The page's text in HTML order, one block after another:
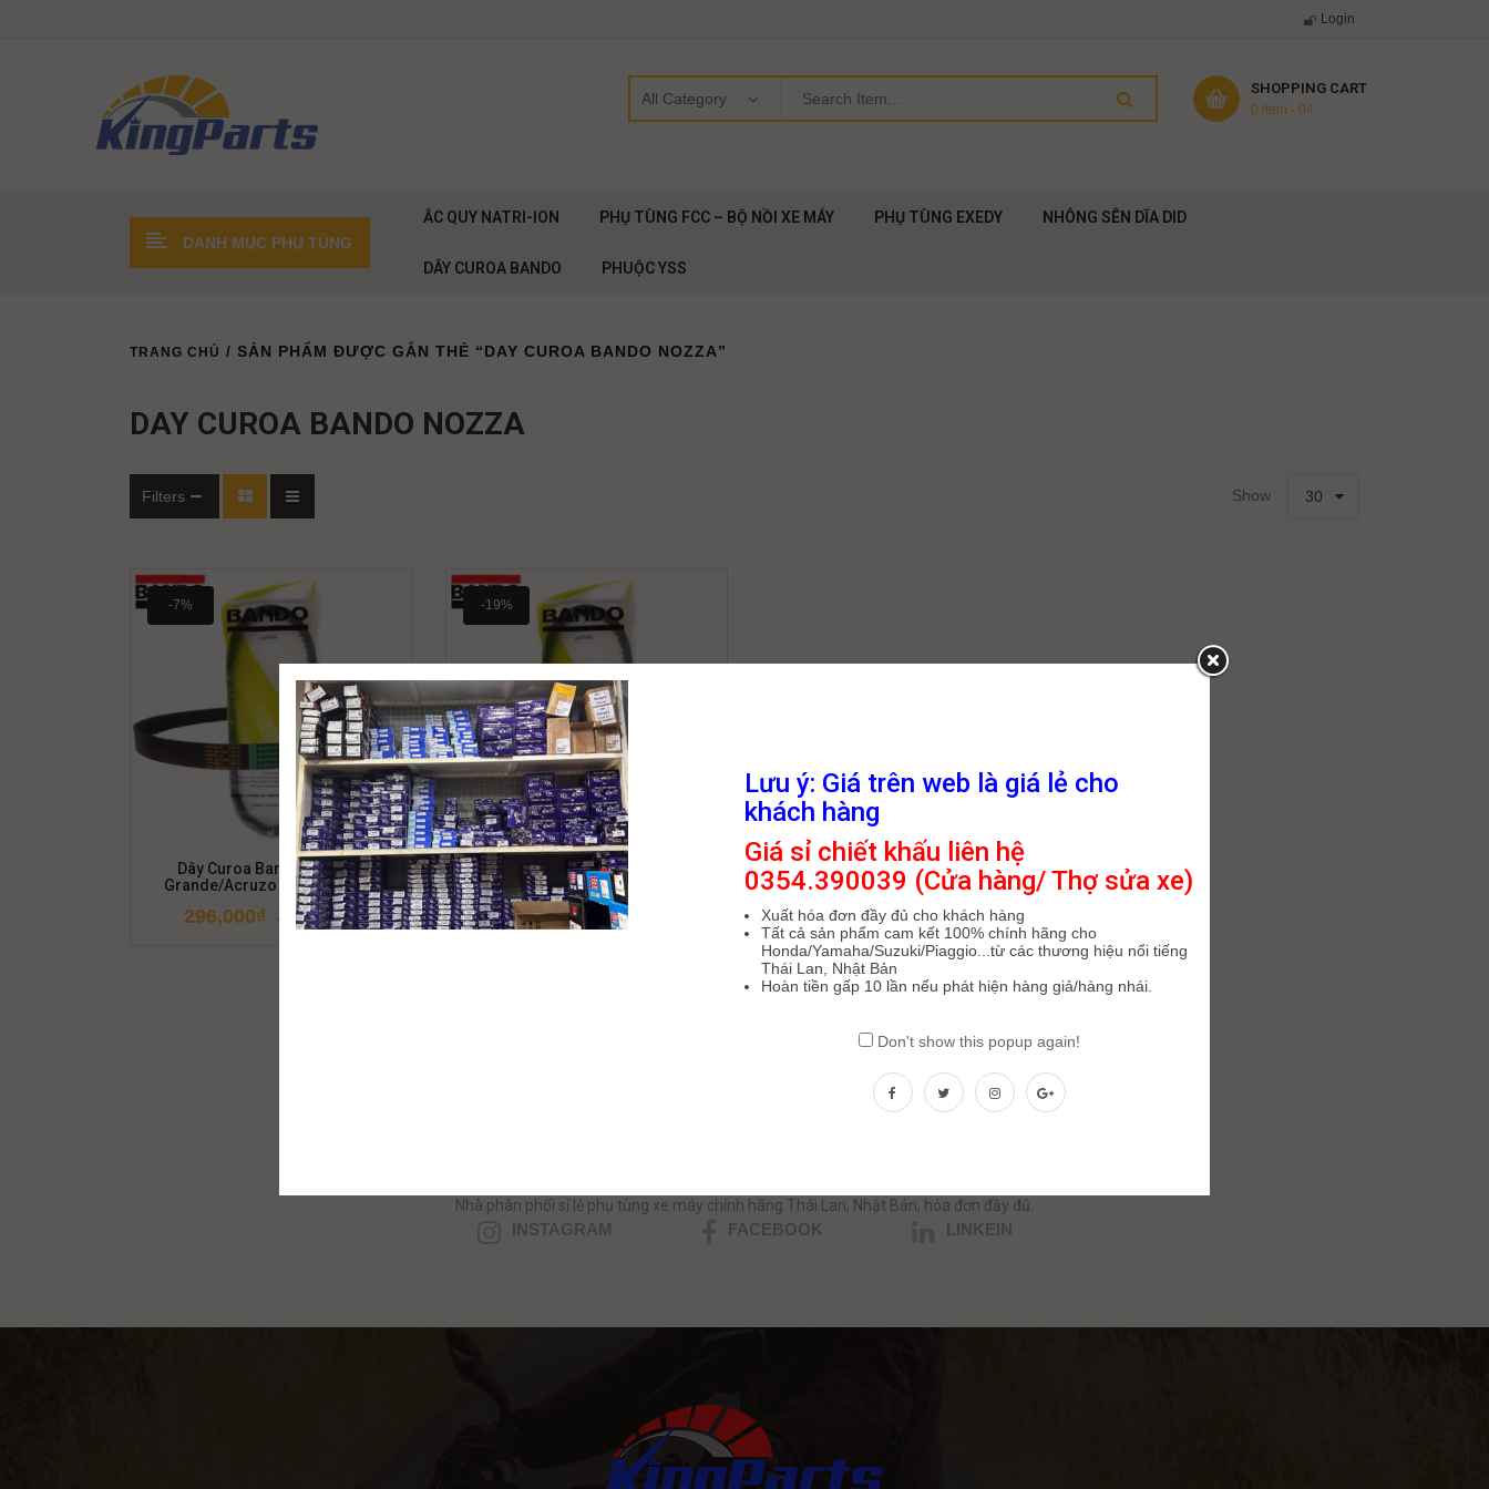
Login
SHOPPING CART
0 item - 0₫
DANH MỤC PHỤ TÙNG
ẮC QUY NATRI-ION PHỤ TÙNG FCC – BỘ NỒI XE MÁY PHỤ TÙNG EXEDY NHÔNG SÊN DĨA DID
DÂY CUROA BANDO PHUỘC YSS
TRANG CHỦ / SẢN PHẨM ĐƯỢC GẮN THẺ “DAY CUROA BANDO NOZZA”
DAY CUROA BANDO NOZZA
Filters Show 30
-7%
Dây Curoa Bando Yamaha
Grande/Acruzo V743-21.2-28
319,000₫
296,000₫
-19%
Dây Curoa Bando Yamaha Nozza/Cuxi
113cc
356,000
290,000₫
Cần tư vấn phụ tùng xe máy nhập khẩu
Nhà phân phối sỉ lẻ phụ tùng xe máy chính hãng Thái Lan, Nhật Bản, hóa đơn đầy đủ.
INSTAGRAM FACEBOOK LINKEIN
Lưu ý: Giá trên web là giá lẻ cho
khách hàng
Giá sỉ chiết khấu liên hệ
0354.390039 (Cửa hàng/ Thợ sửa xe)
Xuất hóa đơn đầy đủ cho khách hàng
Tất cả sản phẩm cam kết 100% chính hãng cho
Honda/Yamaha/Suzuki/Piaggio...từ các thương hiệu nổi tiếng
Thái Lan, Nhật Bản
Hoàn tiền gấp 10 lần nếu phát hiện hàng giả/hàng nhái.
Don't show this popup again!